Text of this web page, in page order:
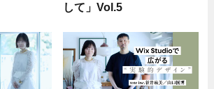
して」Vol.5